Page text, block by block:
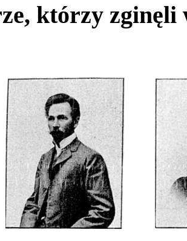
którzy zginęli